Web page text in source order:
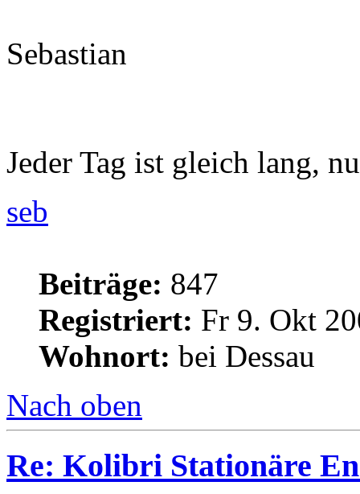
Sebastian
Jeder Tag ist gleich lang,
seb
Beiträge: 847
Registriert: Fr 9. Okt
Wohnort: bei Dessau
Nach oben
Re: Kolibri Stationäre